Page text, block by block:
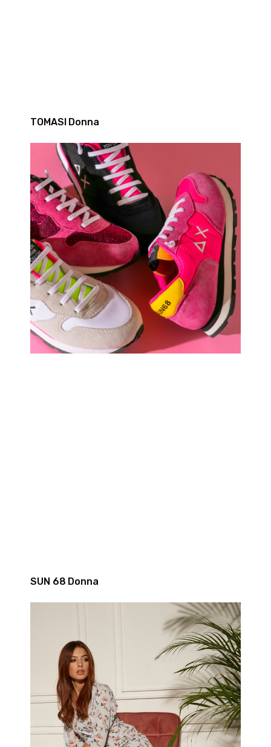
TOMASI Donna
SUN 68 Donna